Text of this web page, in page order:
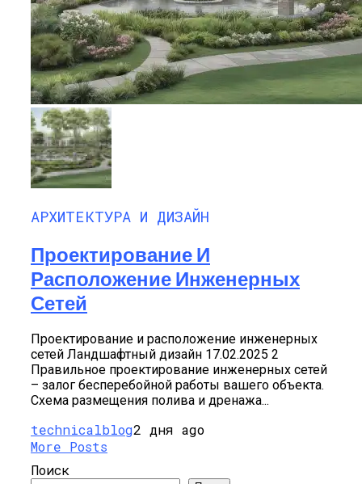
АРХИТЕКТУРА И ДИЗАЙН
Проектирование И
Расположение Инженерных
Сетей
Проектирование и расположение инженерных
сетей Ландшафтный дизайн 17.02.2025 2
Правильное проектирование инженерных сетей
– залог бесперебойной работы вашего объекта.
Схема размещения полива и дренажа...
technicalblog2 дня ago
More Posts
Поиск